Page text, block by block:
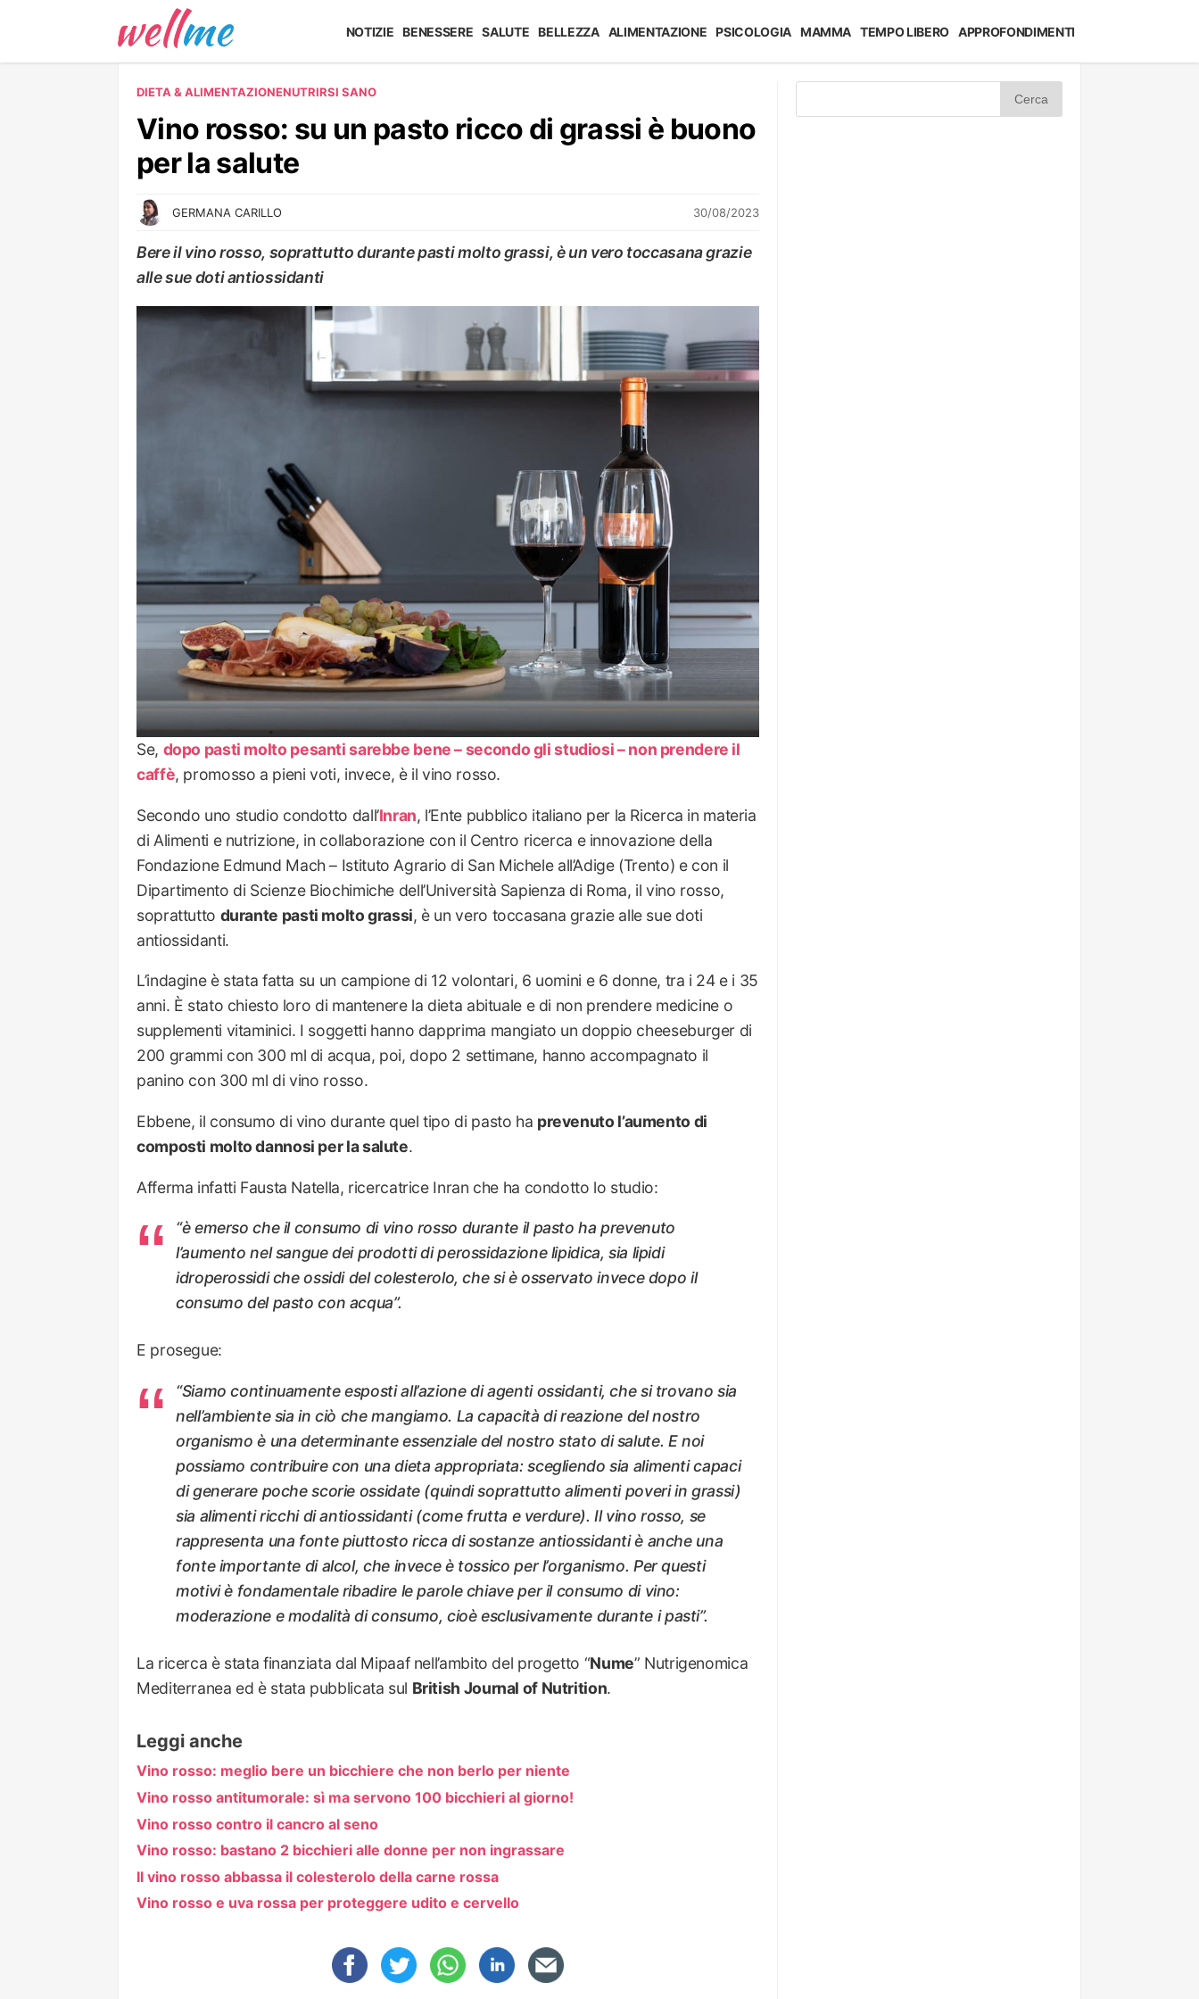
NOTIZIE BENESSERE SALUTE BELLEZZA ALIMENTAZIONE PSICOLOGIA MAMMA TEMPO LIBERO APPROFONDIMENTI
DIETA & ALIMENTAZIONENUTRIRSI SANO
Vino rosso: su un pasto ricco di grassi è buono
per la salute
GERMANA CARILLO 30/08/2023
Bere il vino rosso, soprattutto durante pasti molto grassi, è un vero toccasana grazie
alle sue doti antiossidanti
NUTRIRSI SANO
Se, dopo pasti molto pesanti sarebbe bene – secondo gli studiosi – non prendere il
caffè, promosso a pieni voti, invece, è il vino rosso.
Secondo uno studio condotto dall’Inran, l’Ente pubblico italiano per la Ricerca in materia
di Alimenti e nutrizione, in collaborazione con il Centro ricerca e innovazione della
Fondazione Edmund Mach – Istituto Agrario di San Michele all’Adige (Trento) e con il
Dipartimento di Scienze Biochimiche dell’Università Sapienza di Roma, il vino rosso,
soprattutto durante pasti molto grassi, è un vero toccasana grazie alle sue doti
antiossidanti.
L’indagine è stata fatta su un campione di 12 volontari, 6 uomini e 6 donne, tra i 24 e i 35
anni. È stato chiesto loro di mantenere la dieta abituale e di non prendere medicine o
supplementi vitaminici. I soggetti hanno dapprima mangiato un doppio cheeseburger di
200 grammi con 300 ml di acqua, poi, dopo 2 settimane, hanno accompagnato il
panino con 300 ml di vino rosso.
Ebbene, il consumo di vino durante quel tipo di pasto ha prevenuto l’aumento di
composti molto dannosi per la salute.
Afferma infatti Fausta Natella, ricercatrice Inran che ha condotto lo studio:
“è emerso che il consumo di vino rosso durante il pasto ha prevenuto
l’aumento nel sangue dei prodotti di perossidazione lipidica, sia lipidi
idroperossidi che ossidi del colesterolo, che si è osservato invece dopo il
consumo del pasto con acqua”.
E prosegue:
“Siamo continuamente esposti all’azione di agenti ossidanti, che si trovano sia
nell’ambiente sia in ciò che mangiamo. La capacità di reazione del nostro
organismo è una determinante essenziale del nostro stato di salute. E noi
possiamo contribuire con una dieta appropriata: scegliendo sia alimenti capaci
di generare poche scorie ossidate (quindi soprattutto alimenti poveri in grassi)
sia alimenti ricchi di antiossidanti (come frutta e verdure). Il vino rosso, se
rappresenta una fonte piuttosto ricca di sostanze antiossidanti è anche una
fonte importante di alcol, che invece è tossico per l’organismo. Per questi
motivi è fondamentale ribadire le parole chiave per il consumo di vino:
moderazione e modalità di consumo, cioè esclusivamente durante i pasti”.
La ricerca è stata finanziata dal Mipaaf nell’ambito del progetto “Nume” Nutrigenomica
Mediterranea ed è stata pubblicata sul British Journal of Nutrition.
Leggi anche
Vino rosso: meglio bere un bicchiere che non berlo per niente
Vino rosso antitumorale: sì ma servono 100 bicchieri al giorno!
Vino rosso contro il cancro al seno
Vino rosso: bastano 2 bicchieri alle donne per non ingrassare
Il vino rosso abbassa il colesterolo della carne rossa
Vino rosso e uva rossa per proteggere udito e cervello